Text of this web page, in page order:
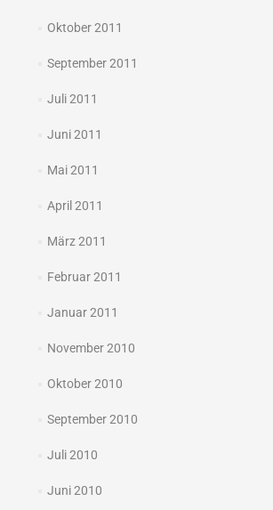
Oktober 2011
September 2011
Juli 2011
Juni 2011
Mai 2011
April 2011
März 2011
Februar 2011
Januar 2011
November 2010
Oktober 2010
September 2010
Juli 2010
Juni 2010